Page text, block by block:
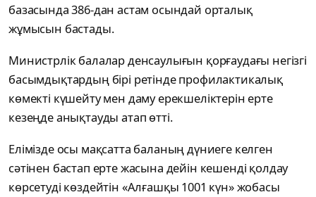
базасында 386-дан астам осындай орталық
жұмысын бастады.
Министрлік балалар денсаулығын қорғаудағы негізгі
басымдықтардың бірі ретінде профилактикалық
көмекті күшейту мен даму ерекшеліктерін ерте
кезеңде анықтауды атап өтті.
Елімізде осы мақсатта баланың дүниеге келген
сәтінен бастап ерте жасына дейін кешенді қолдау
көрсетуді көздейтін «Алғашқы 1001 күн» жобасы